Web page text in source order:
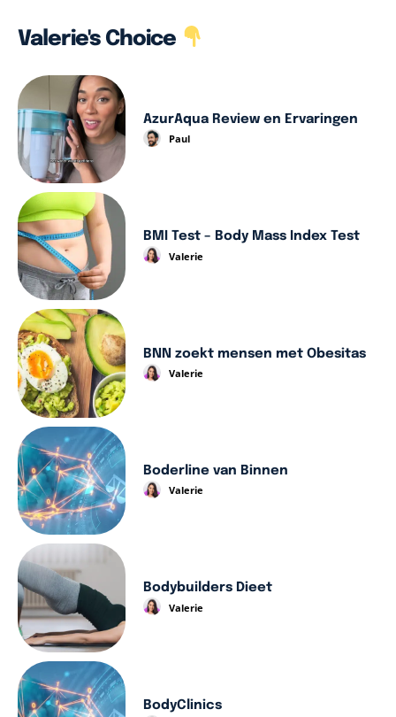
Valerie's Choice
AzurAqua Review en Ervaringen
Paul
BMI Test – Body Mass Index Test
Valerie
BNN zoekt mensen met Obesitas
Valerie
Boderline van Binnen
Valerie
Bodybuilders Dieet
Valerie
BodyClinics